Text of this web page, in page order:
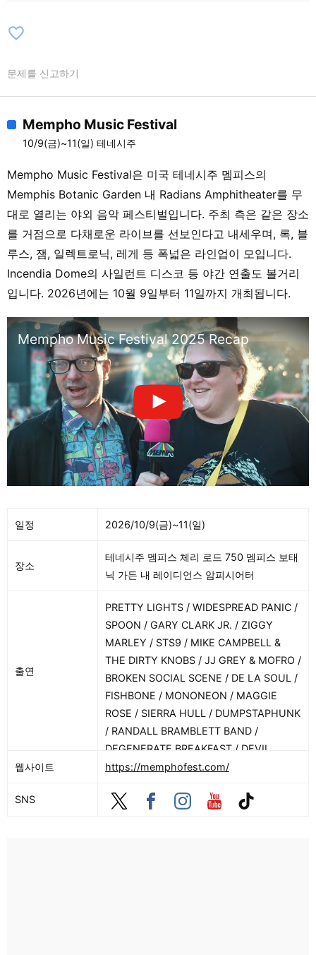
favorite_border
문제를 신고하기
Mempho Music Festival
10/9(금)~11(일) 테네시주
Mempho Music Festival은 미국 테네시주 멤피스의
Memphis Botanic Garden 내 Radians Amphitheater를 무
대로 열리는 야외 음악 페스티벌입니다. 주최 측은 같은 장소
를 거점으로 다채로운 라이브를 선보인다고 내세우며, 록, 블
루스, 잼, 일렉트로닉, 레게 등 폭넓은 라인업이 모입니다.
Incendia Dome의 사일런트 디스코 등 야간 연출도 볼거리
입니다. 2026년에는 10월 9일부터 11일까지 개최됩니다.
Mempho Music Festival 2025 Recap
일정 2026/10/9(금)~11(일)
장소
테네시주 멤피스 체리 로드 750 멤피스 보태
닉 가든 내 레이디언스 암피시어터
출연
PRETTY LIGHTS / WIDESPREAD PANIC /
SPOON / GARY CLARK JR. / ZIGGY
MARLEY / STS9 / MIKE CAMPBELL &
THE DIRTY KNOBS / JJ GREY & MOFRO /
BROKEN SOCIAL SCENE / DE LA SOUL /
FISHBONE / MONONEON / MAGGIE
ROSE / SIERRA HULL / DUMPSTAPHUNK
/ RANDALL BRAMBLETT BAND /
DEGENERATE BREAKFAST / DEVIL
TRAIN / ZOË DOMINGUEZ / INCENDIA
웹사이트 https://memphofest.com/
SNS